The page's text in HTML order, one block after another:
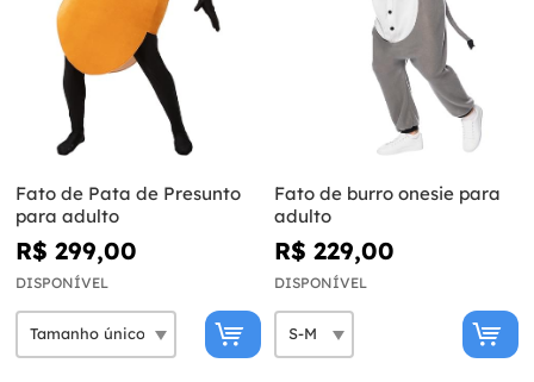
Fato de Pata de Presunto
para adulto
R$ 299,00
DISPONÍVEL
Fato de burro onesie para
adulto
R$ 229,00
DISPONÍVEL